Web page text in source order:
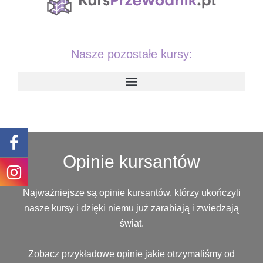
Nasze pozostałe kursy:
Opinie kursantów
Najważniejsze są opinie kursantów, którzy ukończyli
nasze kursy i dzięki niemu już zarabiają i zwiedzają
świat.
Zobacz przykładowe opinie jakie otrzymaliśmy od